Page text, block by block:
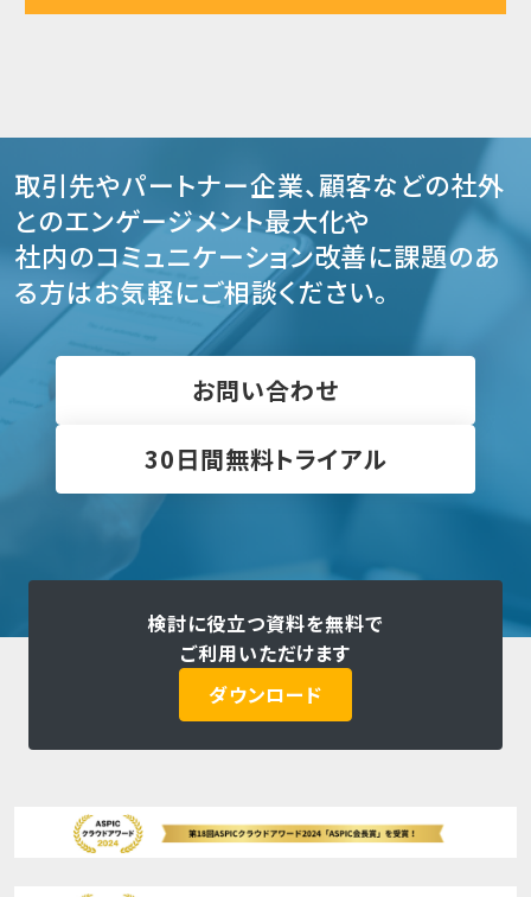
取引先やパートナー企業、顧客などの社外
とのエンゲージメント最大化や
社内のコミュニケーション改善に課題のあ
る方はお気軽にご相談ください。
お問い合わせ
30日間無料トライアル
検討に役立つ資料を無料で
ご利用いただけます
ダウンロード